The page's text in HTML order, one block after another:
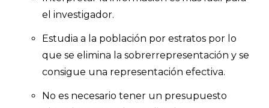
el investigador.
Estudia a la población por estratos por lo
que se elimina la sobrerrepresentación y se
consigue una representación efectiva.
No es necesario tener un presupuesto